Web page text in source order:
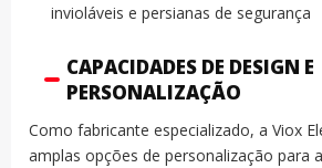
invioláveis e persianas de segurança
CAPACIDADES DE DESIGN E
PERSONALIZAÇÃO
Como fabricante especializado, a Viox
amplas opções de personalização para